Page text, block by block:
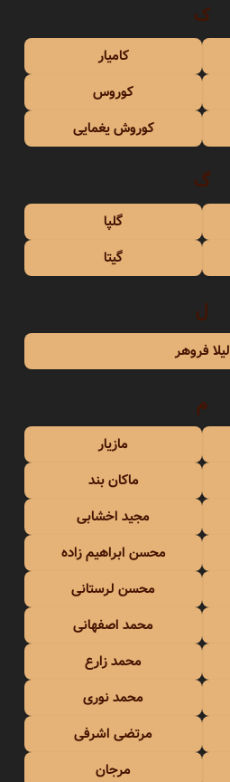
ک
کامیار
کوروس
کوروش یغمایی
گ
گلپا
گیتا
ل
لیلا فروهر
م
مازیار
ماکان بند
مجید اخشابی
محسن ابراهیم زاده
محسن لرستانی
محمد اصفهانی
محمد زارع
محمد نوری
مرتضی اشرفی
مرجان